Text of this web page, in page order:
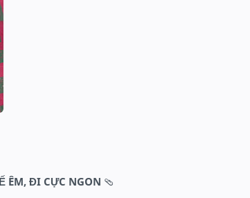
ÊM, ĐI CỰC NGON 🩴